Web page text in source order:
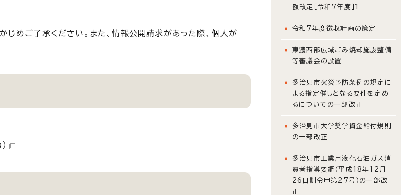
めご了承ください。また、情報公開請求があった際、個人が
額改定［令和7年度］1
令和7年度徴収計画の策定
東濃西部広域ごみ焼却施設整備
等審議会の設置
多治見市火災予防条例の規定に
よる指定催しとなる要件を定め
るについての一部改正
多治見市大学奨学資金給付規則
の一部改正
多治見市工業用液化石油ガス消
費者指導要綱（平成18年12月
26日訓令甲第27号）の一部改
正